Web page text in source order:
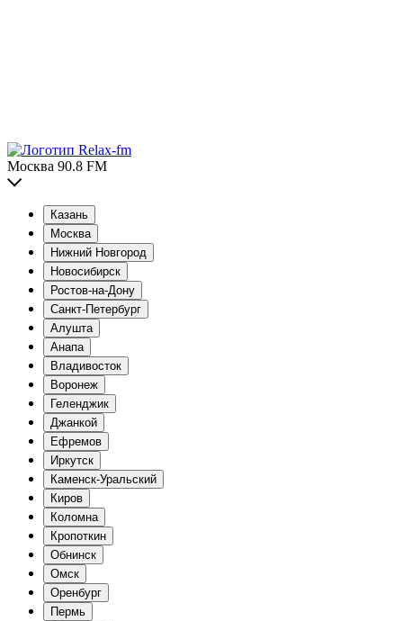
Москва 90.8 FM
Казань
Москва
Нижний Новгород
Новосибирск
Ростов-на-Дону
Санкт-Петербург
Алушта
Анапа
Владивосток
Воронеж
Геленджик
Джанкой
Ефремов
Иркутск
Каменск-Уральский
Киров
Коломна
Кропоткин
Обнинск
Омск
Оренбург
Пермь